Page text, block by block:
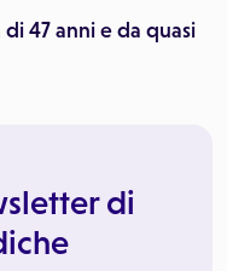
47 anni e da quasi
di